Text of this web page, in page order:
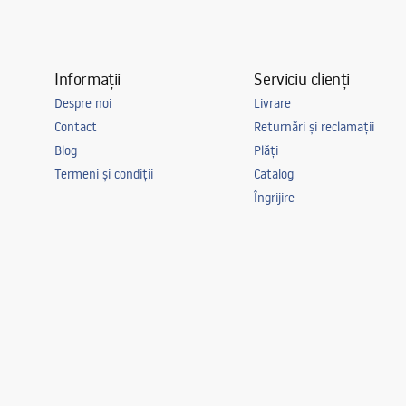
Informații
Despre noi
Contact
Blog
Termeni și condiții
Serviciu clienți
Livrare
Returnări și reclamații
Plăți
Catalog
Îngrijire